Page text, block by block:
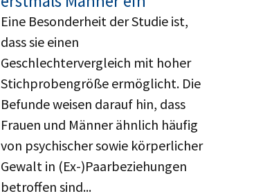
Eine Besonderheit der Studie ist,
dass sie einen
Geschlechtervergleich mit hoher
Stichprobengröße ermöglicht. Die
Befunde weisen darauf hin, dass
Frauen und Männer ähnlich häufig
von psychischer sowie körperlicher
Gewalt in (Ex-)Paarbeziehungen
betroffen sind...